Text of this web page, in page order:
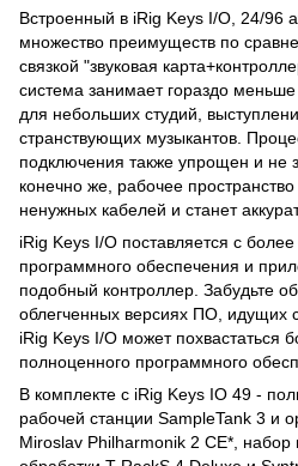
Встроенный в iRig Keys I/O, 24/96
множество преимуществ по
связкой "звуковая
система занимает гораздо
для небольших студий,
странствующих музыкантов.
подключения также упрощен и не
конечно же, рабочее пространство
ненужных кабелей и станет
iRig Keys I/O поставляется с
программного обеспечения и
подобный контроллер. Забудьте
облегченных версиях ПО, идущих
iRig Keys I/O может похвастаться
полноценного программного
В комплекте с iRig Keys IO 49 -
рабочей станции SampleTank 3 и
Miroslav Philharmonik 2 CE*,